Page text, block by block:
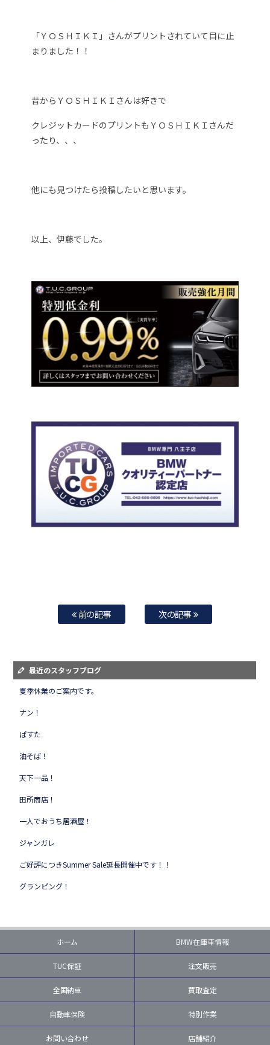
「ＹＯＳＨＩＫＩ」さんがプリントされていて目に止
まりました！！
昔からＹＯＳＨＩＫＩさんは好きで
クレジットカードのプリントもＹＯＳＨＩＫＩさんだ
ったり、、、
他にも見つけたら投稿したいと思います。
以上、伊藤でした。
前の記事 次の記事
最近のスタッフブログ
夏季休業のご案内です。
ナン！
ぱすた
油そば！
天下一品！
田所商店！
一人でおうち居酒屋！
ジャンガレ
ご好評につきSummer Sale延長開催中です！！
グランピング！
ホーム BMW在庫車情報
TUC保証 注文販売
全国納車 買取査定
自動車保険 特別作業
お問い合わせ 店舗紹介